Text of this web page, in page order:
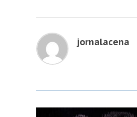
jornalacena